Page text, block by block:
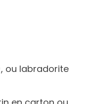
ou labradorite